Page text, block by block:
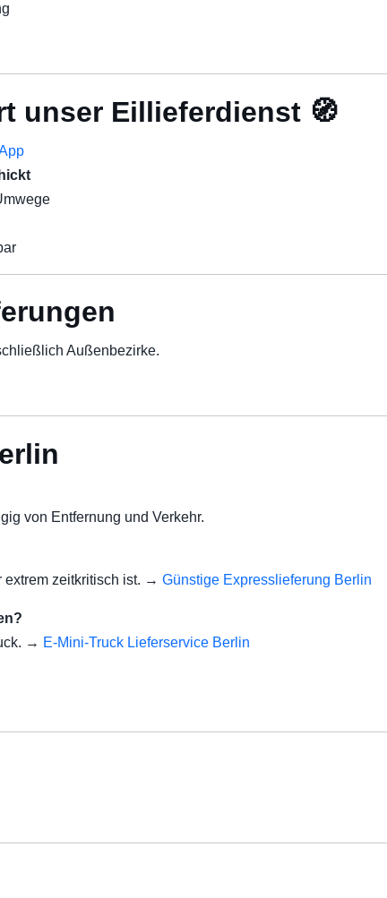
unser Eillieferdienst 🧭
Außenbezirke.
von Entfernung und Verkehr.
extrem zeitkritisch ist. → Günstige Expresslieferung Berlin
→ E-Mini-Truck Lieferservice Berlin